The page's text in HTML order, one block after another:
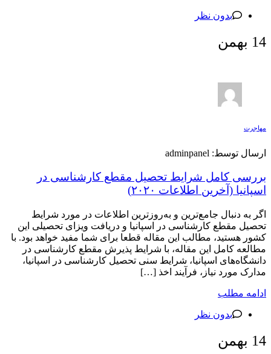
بدون نظر
14 بهمن
مهاجرت
ارسال توسط: adminpanel
بررسی کامل شرایط تحصیل مقطع کارشناسی در
اسپانیا (آخرین اطلاعات ۲۰۲۰)
اگر به دنبال جامع‌ترین و به‌روزترین اطلاعات در مورد شرایط
تحصیل مقطع کارشناسی در اسپانیا و دریافت ویزای تحصیلی این
کشور هستید، مطالب این مقاله قطعا برای شما مفید خواهد بود. با
مطالعه کامل این مقاله، با شرایط پذیرش مقطع کارشناسی در
دانشگاه‌های اسپانیا، شرایط سنی تحصیل کارشناسی در اسپانیا،
مدارک مورد نیاز، فرآیند اخذ […]
ادامه مطلب
بدون نظر
14 بهمن